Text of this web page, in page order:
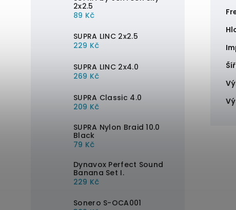
2x2.5
89 Kč
SUPRA LINC 2x2.5
229 Kč
SUPRA LINC 2x4.0
269 Kč
SUPRA Classic 4.0
209 Kč
SUPRA Nylon Braid 10.0
Black
79 Kč
Dynavox Perfect Sound
Banana Set I.
229 Kč
Sonero S-OCA001